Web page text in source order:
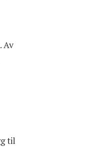
Av
til